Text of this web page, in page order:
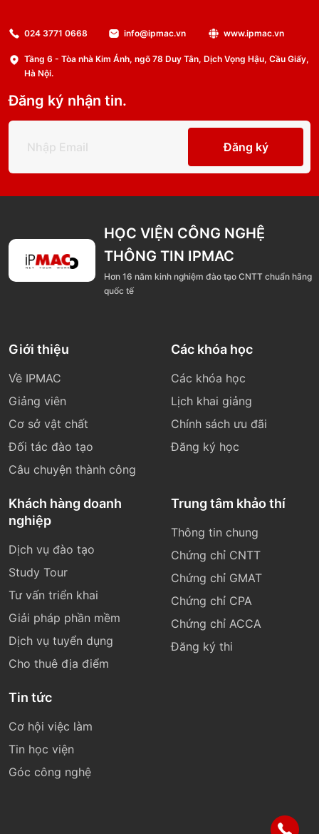
024 3771 0668 info@ipmac.vn www.ipmac.vn
Tầng 6 - Tòa nhà Kim Ánh, ngõ 78 Duy Tân, Dịch Vọng Hậu, Cầu Giấy,
Hà Nội.
Đăng ký nhận tin.
Đăng ký
HỌC VIỆN CÔNG NGHỆ
THÔNG TIN IPMAC
Hơn 16 năm kinh nghiệm đào tạo CNTT chuẩn hãng
quốc tế
Giới thiệu
Về IPMAC
Giảng viên
Cơ sở vật chất
Đối tác đào tạo
Câu chuyện thành công
Các khóa học
Các khóa học
Lịch khai giảng
Chính sách ưu đãi
Đăng ký học
Khách hàng doanh
nghiệp
Dịch vụ đào tạo
Study Tour
Tư vấn triển khai
Giải pháp phần mềm
Dịch vụ tuyển dụng
Cho thuê địa điểm
Trung tâm khảo thí
Thông tin chung
Chứng chỉ CNTT
Chứng chỉ GMAT
Chứng chỉ CPA
Chứng chỉ ACCA
Đăng ký thi
Tin tức
Cơ hội việc làm
Tin học viện
Góc công nghệ